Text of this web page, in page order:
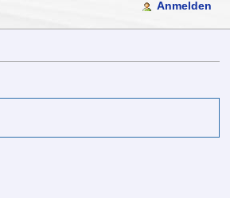
Anmelden